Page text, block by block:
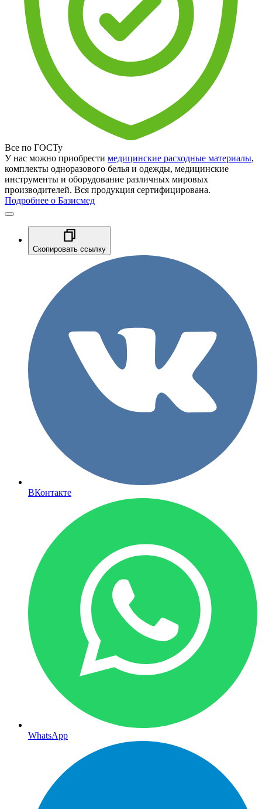
Все по ГОСТу
У нас можно приобрести медицинские расходные материалы,
комплекты одноразового белья и одежды, медицинские
инструменты и оборудование различных мировых
производителей. Вся продукция сертифицирована.
Подробнее о Базисмед
Скопировать ссылку
ВКонтакте
WhatsApp